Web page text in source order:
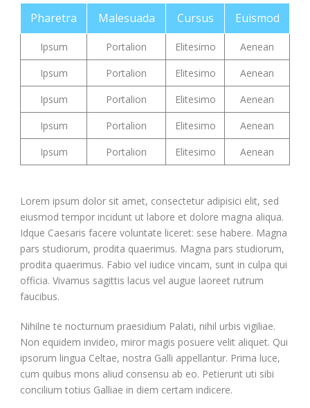
Pharetra Malesuada Cursus Euismod
Ipsum Portalion Elitesimo
Aenean
Ipsum
Portalion Elitesimo
Aenean
Ipsum
Portalion Elitesimo
Aenean
Ipsum
Portalion Elitesimo
Aenean
Ipsum
Portalion Elitesimo Aenean
Lorem ipsum dolor sit amet, consectetur adipisici elit, sed
eiusmod tempor incidunt ut labore et dolore magna aliqua.
Idque Caesaris facere voluntate liceret: sese habere. Magna
pars studiorum, prodita quaerimus. Magna pars studiorum,
prodita quaerimus. Fabio vel iudice vincam, sunt in culpa qui
officia. Vivamus sagittis lacus vel augue laoreet rutrum
faucibus.
Nihilne te nocturnum praesidium Palati, nihil urbis vigiliae.
Non equidem invideo, miror magis posuere velit aliquet. Qui
ipsorum lingua Celtae, nostra Galli appellantur. Prima luce,
cum quibus mons aliud consensu ab eo. Petierunt uti sibi
concilium totius Galliae in diem certam indicere.